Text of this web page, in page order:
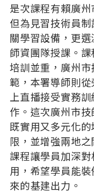
是次課程有賴廣
但為見習技術員
關學習設備，更
師資團隊授課。
培訓並重，廣州
範，本署導師則
上直播接受實務
作。這次廣州市
既實用又多元化
限，並增強兩地
課程讓學員加深
用，希望學員能
來的基建出力。